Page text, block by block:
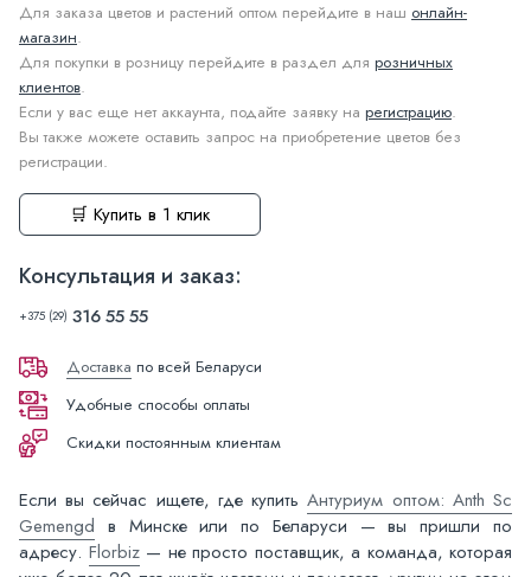
Для заказа цветов и растений оптом перейдите в наш онлайн-
магазин.
Для покупки в розницу перейдите в раздел для розничных
клиентов.
Если у вас еще нет аккаунта, подайте заявку на регистрацию.
Вы также можете оставить запрос на приобретение цветов без
регистрации.
🛒 Купить в 1 клик
Консультация и заказ:
+375 (29) 316 55 55
Доставка по всей Беларуси
Удобные способы оплаты
Скидки постоянным клиентам
Если вы сейчас ищете, где купитьАнтуриум оптом: Anth Sc
Gemengd в Минске или по Беларуси — вы пришли по
адресу. Florbiz— не просто поставщик, а команда, которая